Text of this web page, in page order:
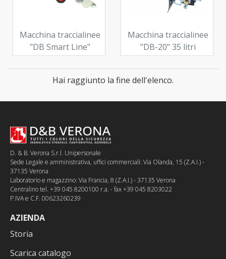
Macchina traccialinee
"DB Smart Line"
Macchina traccialinee
"DB-20" 35 litri
Hai raggiunto la fine dell'elenco.
D. & B. Verona S.r.l. Unipersonale
Sede Legale e amministrativa, uffici commerciali: Via Olanda, 15 (Z.A.I.) -
37135 Verona
Laboratorio e magazzino: Via Francia, 8 (Z.A.I.) - 37135 Verona
Centralino tel. +39 045 8200100 r.a. - fax +39 045 8203022
P.IVA e C.F. 00623260239
AZIENDA
Storia
Scarica catalogo